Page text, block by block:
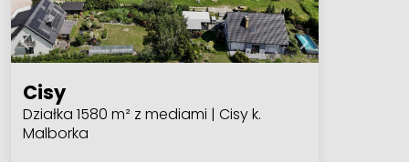
Cisy
Działka 1580 m² z mediami | Cisy k.
Malborka